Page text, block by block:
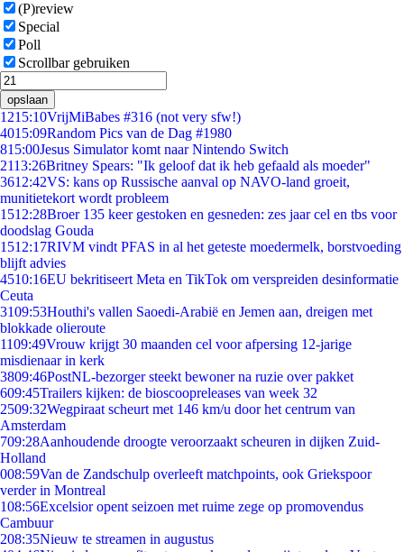
(P)review
Special
Poll
Scrollbar gebruiken
opslaan
1215:10VrijMiBabes #316 (not very sfw!)
4015:09Random Pics van de Dag #1980
815:00Jesus Simulator komt naar Nintendo Switch
2113:26Britney Spears: "Ik geloof dat ik heb gefaald als moeder"
3612:42VS: kans op Russische aanval op NAVO-land groeit,
munitietekort wordt probleem
1512:28Broer 135 keer gestoken en gesneden: zes jaar cel en tbs voor
doodslag Gouda
1512:17RIVM vindt PFAS in al het geteste moedermelk, borstvoeding
blijft advies
4510:16EU bekritiseert Meta en TikTok om verspreiden desinformatie
Ceuta
3109:53Houthi's vallen Saoedi-Arabië en Jemen aan, dreigen met
blokkade olieroute
1109:49Vrouw krijgt 30 maanden cel voor afpersing 12-jarige
misdienaar in kerk
3809:46PostNL-bezorger steekt bewoner na ruzie over pakket
609:45Trailers kijken: de bioscoopreleases van week 32
2509:32Wegpiraat scheurt met 146 km/u door het centrum van
Amsterdam
709:28Aanhoudende droogte veroorzaakt scheuren in dijken Zuid-
Holland
008:59Van de Zandschulp overleeft matchpoints, ook Griekspoor
verder in Montreal
108:56Excelsior opent seizoen met ruime zege op promovendus
Cambuur
208:35Nieuw te streamen in augustus